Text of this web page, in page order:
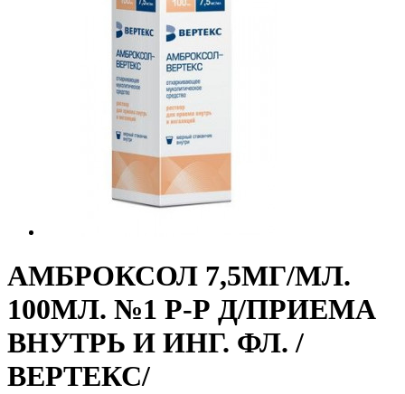
АМБРОКСОЛ 7,5МГ/МЛ.
100МЛ. №1 Р-Р Д/ПРИЕМА
ВНУТРЬ И ИНГ. ФЛ. /
ВЕРТЕКС/